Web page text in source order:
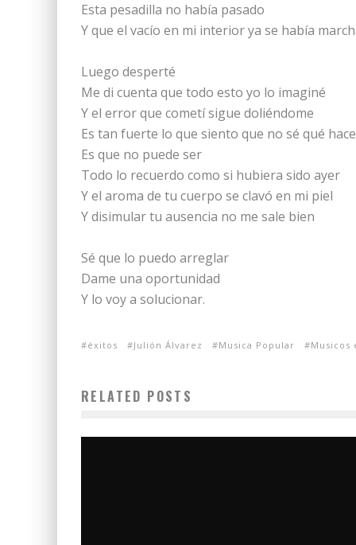
Esta pesadilla no había pasado
Y que el vacío en mi interior ya se había
Luego desperté
Me di cuenta que todo esto yo lo imaginé
Y el error que cometí sigue doliéndome
Es tan fuerte lo que siento que no sé qué
Es que no puede ser
Todo lo recuerdo como si hubiera sido ayer
Y el aroma de tu cuerpo se clavó en mi piel
Y disimular tu ausencia no me sale bien
Sé que lo puedo arreglar
Dame una oportunidad
Y lo voy a solucionar.
éxitos Julión Álvarez Musica Popular Musicos
RELATED POSTS